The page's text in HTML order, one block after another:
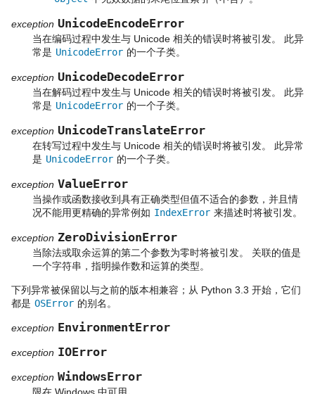
exception UnicodeEncodeError
当在编码过程中发生与 Unicode 相关的错误时将被引发。 此异
常是 UnicodeError 的一个子类。
exception UnicodeDecodeError
当在解码过程中发生与 Unicode 相关的错误时将被引发。 此异
常是 UnicodeError 的一个子类。
exception UnicodeTranslateError
在转写过程中发生与 Unicode 相关的错误时将被引发。 此异常
是 UnicodeError 的一个子类。
exception ValueError
当操作或函数接收到具有正确类型但值不适合的参数，并且情
况不能用更精确的异常例如 IndexError 来描述时将被引发。
exception ZeroDivisionError
当除法或取余运算的第二个参数为零时将被引发。 关联的值是
一个字符串，指明操作数和运算的类型。
下列异常被保留以与之前的版本相兼容；从 Python 3.3 开始，它们
都是 OSError 的别名。
exception EnvironmentError
exception IOError
exception WindowsError
限在 Windows 中可用。